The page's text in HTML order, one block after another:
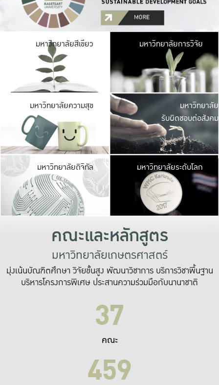
มหาวิทยาลัยสีเขียว มหาวิ
มีพื้นที่เขียวสดใส
เป็นป่าในเมือง เกษต
มหาวิทยาลัยการวิจัย
มหาวิทยาลัยความสุข มหาวิ
ค
เปิดประ
และพบเรื่องราวใ
มหาวิทยาลัย
รับผิดชอบต่อสังคม
มหาวิทยาลัยดิจิทัล มหาวิ
เปลี่ยนแปลง แล
เพื่อทำง
ระบบสารสนเทศ
มหาวิทยาลัยระดับโลก
คณะและหลักสูตร
มหาวิทยาลัยเกษตรศาสตร์
มุ่งเน้นบัณฑิตศึกษา วิจัยขั้นสูง พัฒนาวิชาการ บริการวิชาพื้นฐาน
บริหารโครงการพิเศษ ประสานความร่วมมือกับนานาชาติ
37
คณะ
459